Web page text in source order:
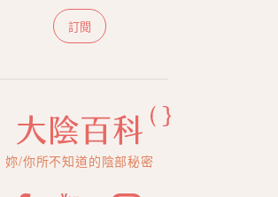
訂閱
妳/你所不知道的陰部秘密